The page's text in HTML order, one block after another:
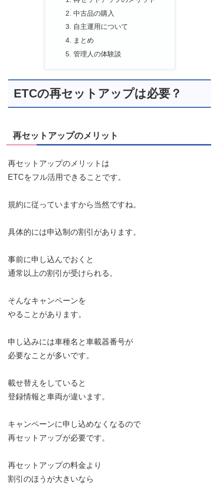
中古品の購入
自主運用について
まとめ
管理人の体験談
ETCの再セットアップは必要？
再セットアップのメリット
再セットアップのメリットは
ETCをフル活用できることです。
規約に従っていますから当然ですね。
具体的には申込制の割引があります。
事前に申し込んでおくと
通常以上の割引が受けられる。
そんなキャンペーンを
やることがあります。
申し込みには車種名と車載器番号が
必要なことが多いです。
載せ替えをしていると
登録情報と車両が違います。
キャンペーンに申し込めなくなるので
再セットアップが必要です。
再セットアップの料金より
割引のほうが大きいなら